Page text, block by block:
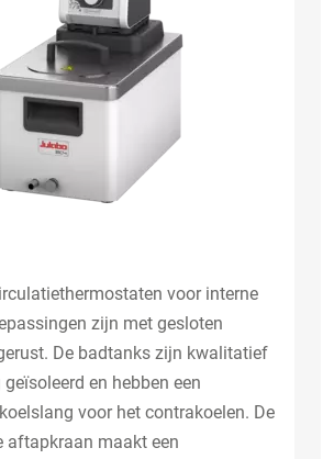
voor interne
zijn met gesloten
De badtanks zijn kwalitatief
en hebben een
voor het contrakoelen. De
aftapkraan maakt een